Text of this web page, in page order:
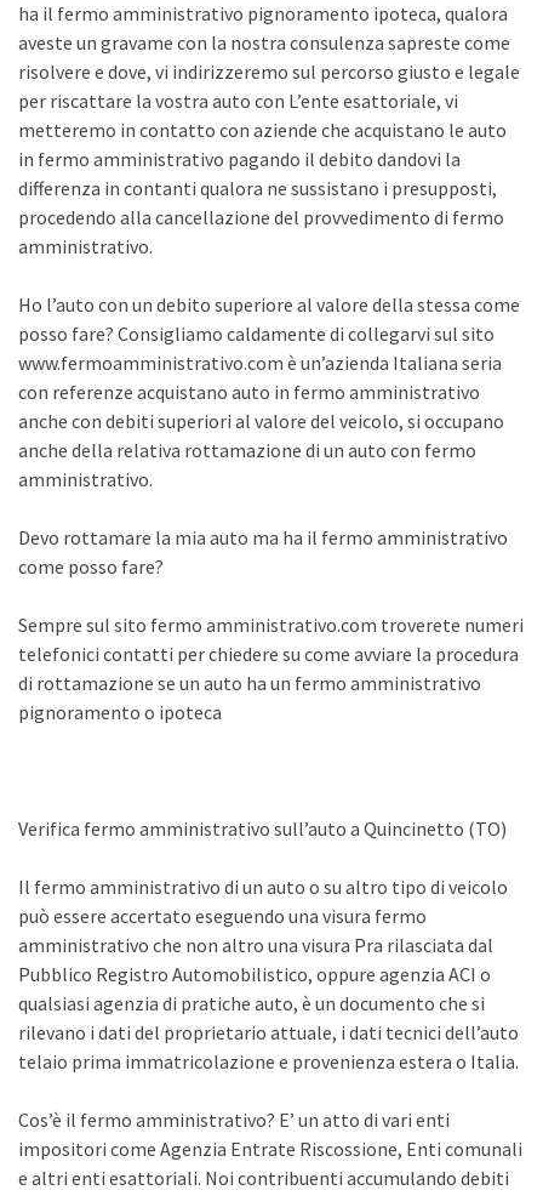
ha il fermo amministrativo pignoramento ipoteca, qualora
aveste un gravame con la nostra consulenza sapreste come
risolvere e dove, vi indirizzeremo sul percorso giusto e legale
per riscattare la vostra auto con L’ente esattoriale, vi
metteremo in contatto con aziende che acquistano le auto
in fermo amministrativo pagando il debito dandovi la
differenza in contanti qualora ne sussistano i presupposti,
procedendo alla cancellazione del provvedimento di fermo
amministrativo.
Ho l’auto con un debito superiore al valore della stessa come
posso fare? Consigliamo caldamente di collegarvi sul sito
www.fermoamministrativo.com è un’azienda Italiana seria
con referenze acquistano auto in fermo amministrativo
anche con debiti superiori al valore del veicolo, si occupano
anche della relativa rottamazione di un auto con fermo
amministrativo.
Devo rottamare la mia auto ma ha il fermo amministrativo
come posso fare?
Sempre sul sito fermo amministrativo.com troverete numeri
telefonici contatti per chiedere su come avviare la procedura
di rottamazione se un auto ha un fermo amministrativo
pignoramento o ipoteca
Verifica fermo amministrativo sull’auto a Quincinetto (TO)
Il fermo amministrativo di un auto o su altro tipo di veicolo
può essere accertato eseguendo una visura fermo
amministrativo che non altro una visura Pra rilasciata dal
Pubblico Registro Automobilistico, oppure agenzia ACI o
qualsiasi agenzia di pratiche auto, è un documento che si
rilevano i dati del proprietario attuale, i dati tecnici dell’auto
telaio prima immatricolazione e provenienza estera o Italia.
Cos’è il fermo amministrativo? E’ un atto di vari enti
impositori come Agenzia Entrate Riscossione, Enti comunali
e altri enti esattoriali. Noi contribuenti accumulando debiti